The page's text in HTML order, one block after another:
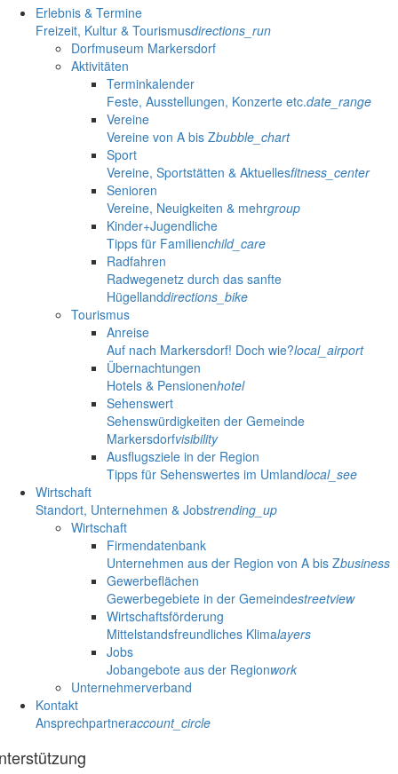
Erlebnis & Termine
Freizeit, Kultur & Tourismusdirections_run
Dorfmuseum Markersdorf
Aktivitäten
Terminkalender
Feste, Ausstellungen, Konzerte etc.date_range
Vereine
Vereine von A bis Zbubble_chart
Sport
Vereine, Sportstätten & Aktuellesfitness_center
Senioren
Vereine, Neuigkeiten & mehrgroup
Kinder+Jugendliche
Tipps für Familienchild_care
Radfahren
Radwegenetz durch das sanfte
Hügellanddirections_bike
Tourismus
Anreise
Auf nach Markersdorf! Doch wie?local_airport
Übernachtungen
Hotels & Pensionenhotel
Sehenswert
Sehenswürdigkeiten der Gemeinde
Markersdorfvisibility
Ausflugsziele in der Region
Tipps für Sehenswertes im Umlandlocal_see
Wirtschaft
Standort, Unternehmen & Jobstrending_up
Wirtschaft
Firmendatenbank
Unternehmen aus der Region von A bis Zbusiness
Gewerbeflächen
Gewerbegebiete in der Gemeindestreetview
Wirtschaftsförderung
Mittelstandsfreundliches Klimalayers
Jobs
Jobangebote aus der Regionwork
Unternehmerverband
Kontakt
Ansprechpartneraccount_circle